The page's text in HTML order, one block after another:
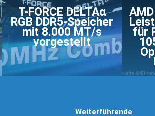
T-FORCE DELTAα
RGB DDR5-Speicher
mit 8.000 MT/s
vorgestellt
für
Weiterführende